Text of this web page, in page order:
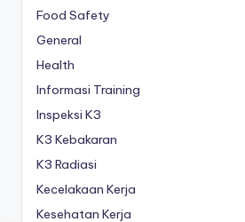
Food Safety
General
Health
Informasi Training
Inspeksi K3
K3 Kebakaran
K3 Radiasi
Kecelakaan Kerja
Kesehatan Kerja